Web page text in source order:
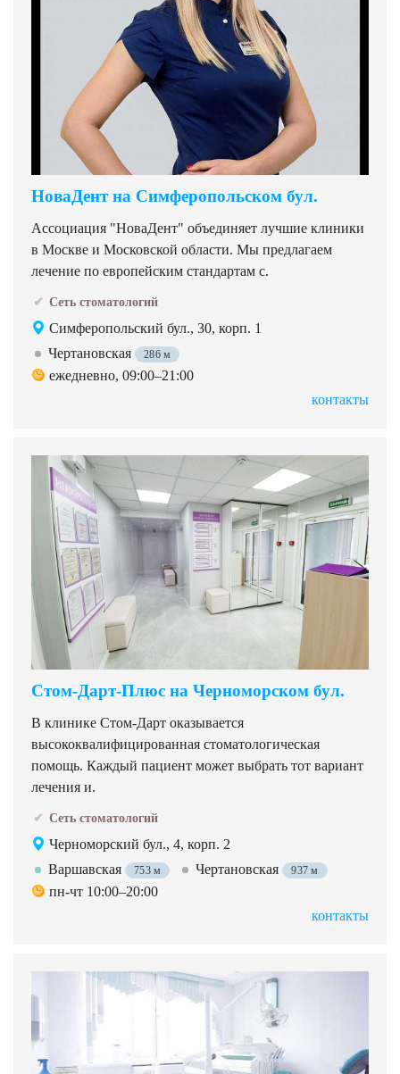
НоваДент на Симферопольском бул.
Ассоциация "НоваДент" объединяет лучшие клиники
в Москве и Московской области. Мы предлагаем
лечение по европейским стандартам с.
Сеть стоматологий
Симферопольский бул., 30, корп. 1
Чертановская
286 м
ежедневно, 09:00–21:00
контакты
Стом-Дарт-Плюс на Черноморском бул.
В клинике Стом-Дарт оказывается
высококвалифицированная стоматологическая
помощь. Каждый пациент может выбрать тот вариант
лечения и.
Сеть стоматологий
Черноморский бул., 4, корп. 2
Варшавская
753 м Чертановская 937 м
пн-чт 10:00–20:00
контакты